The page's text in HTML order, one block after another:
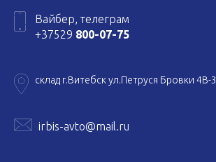
Вайбер, телеграм
+37529 800-07-75
склад г.Витебск ул.Петруся Бровки 4В-3
irbis-avto@mail.ru